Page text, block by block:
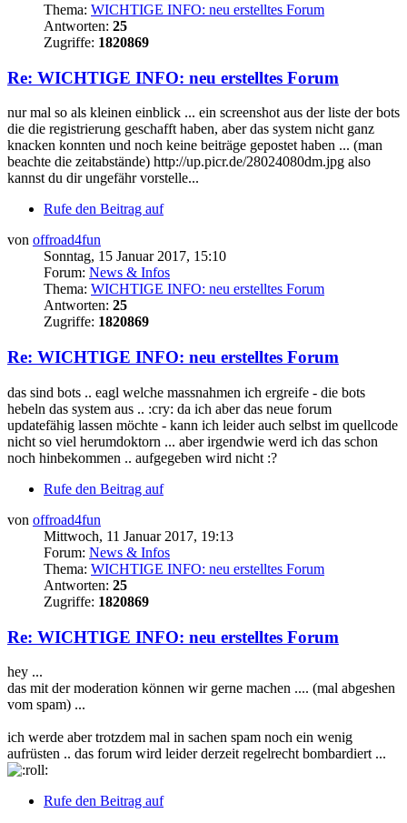
Thema: WICHTIGE INFO: neu erstelltes Forum
Antworten: 25
Zugriffe: 1820869
Re: WICHTIGE INFO: neu erstelltes Forum
nur mal so als kleinen einblick ... ein screenshot aus der liste der bots
die die registrierung geschafft haben, aber das system nicht ganz
knacken konnten und noch keine beiträge gepostet haben ... (man
beachte die zeitabstände) http://up.picr.de/28024080dm.jpg also
kannst du dir ungefähr vorstelle...
Rufe den Beitrag auf
von offroad4fun
Sonntag, 15 Januar 2017, 15:10
Forum: News & Infos
Thema: WICHTIGE INFO: neu erstelltes Forum
Antworten: 25
Zugriffe: 1820869
Re: WICHTIGE INFO: neu erstelltes Forum
das sind bots .. eagl welche massnahmen ich ergreife - die bots
hebeln das system aus .. :cry: da ich aber das neue forum
updatefähig lassen möchte - kann ich leider auch selbst im quellcode
nicht so viel herumdoktorn ... aber irgendwie werd ich das schon
noch hinbekommen .. aufgegeben wird nicht :?
Rufe den Beitrag auf
von offroad4fun
Mittwoch, 11 Januar 2017, 19:13
Forum: News & Infos
Thema: WICHTIGE INFO: neu erstelltes Forum
Antworten: 25
Zugriffe: 1820869
Re: WICHTIGE INFO: neu erstelltes Forum
hey ...
das mit der moderation können wir gerne machen .... (mal abgeshen
vom spam) ...
ich werde aber trotzdem mal in sachen spam noch ein wenig
aufrüsten .. das forum wird leider derzeit regelrecht bombardiert ...
Rufe den Beitrag auf